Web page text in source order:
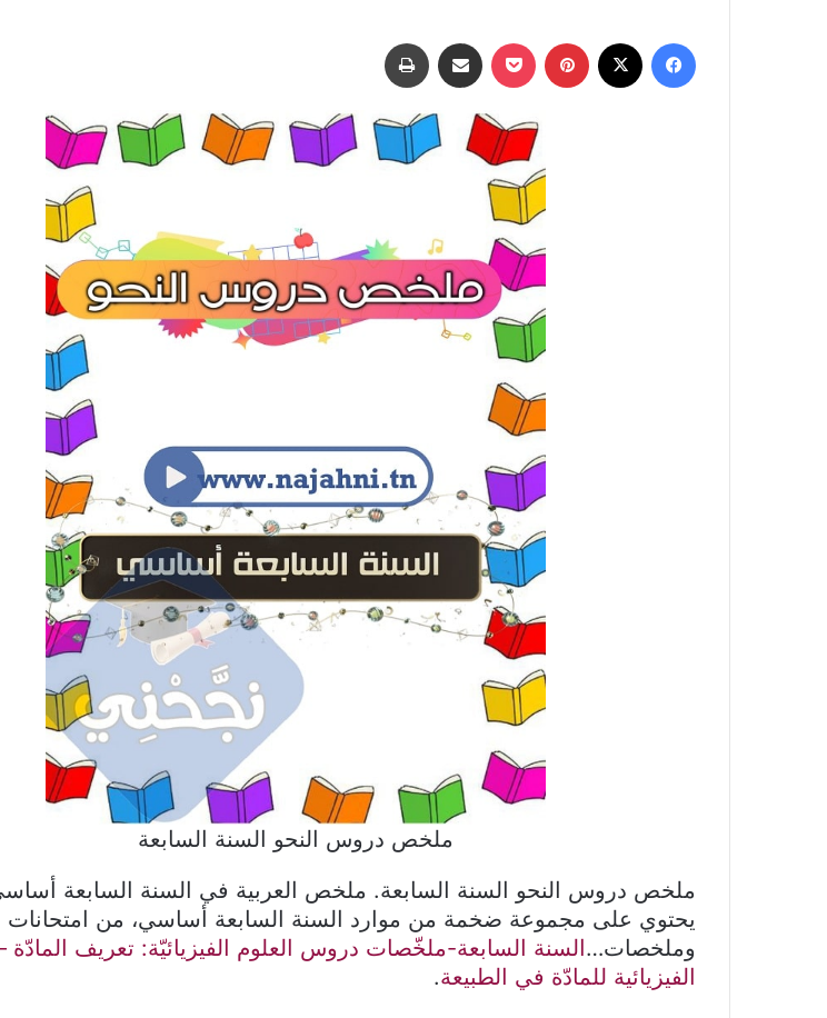
فيسبوك بينتيريست ‫Pocket مشاركة عبر البريد
ملخص دروس النحو السنة السابعة
ملخص دروس النحو السنة السابعة. ملخص العربية في السنة السابعة
يحتوي على مجموعة ضخمة من موارد السنة السابعة أساسي، من
وملخصات…السنة السابعة-ملخّصات دروس العلوم الفيزيائيّة: تعريف المادّة
الفيزيائية للمادّة في الطبيعة.